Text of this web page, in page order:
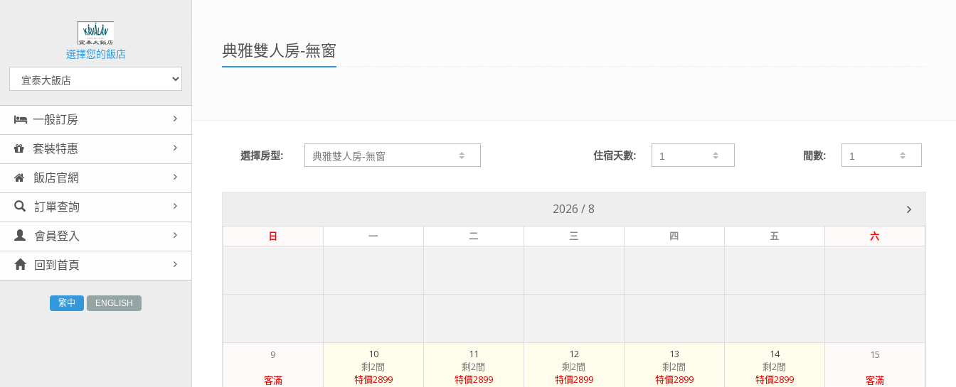
選擇您的飯店
一般訂房
套裝特惠
飯店官網
訂單查詢
會員登入
回到首頁
繁中 ENGLISH
典雅雙人房-無窗
選擇房型: 住宿天數: 間數:
2026 /8
日 一 二 三 四 五 六
9
客滿
10
剩2間
特價2899
11
剩2間
特價2899
12
剩2間
特價2899
13
剩2間
特價2899
14
剩2間
特價2899
15
客滿